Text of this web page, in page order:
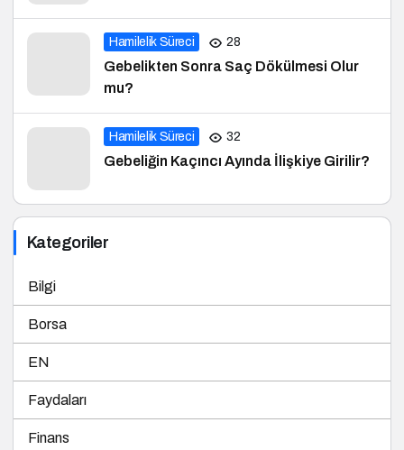
Hamilelik Süreci 28
Gebelikten Sonra Saç Dökülmesi Olur
mu?
Hamilelik Süreci 32
Gebeliğin Kaçıncı Ayında İlişkiye Girilir?
Kategoriler
Bilgi
Borsa
EN
Faydaları
Finans